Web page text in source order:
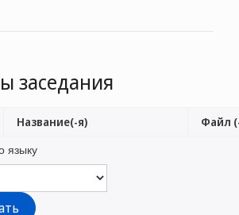
заседания
языку
Название(-я) Файл